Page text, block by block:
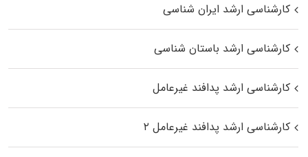
کارشناسی ارشد ایران شناسی
کارشناسی ارشد باستان شناسی
کارشناسی ارشد پدافند غیرعامل
کارشناسی ارشد پدافند غیرعامل ۲